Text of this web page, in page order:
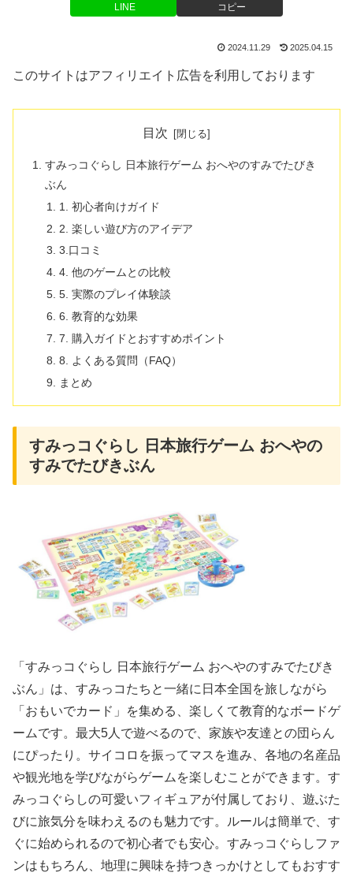
LINE コピー
2024.11.29 2025.04.15
このサイトはアフィリエイト広告を利用しております
目次
すみっコぐらし 日本旅行ゲーム おへやのすみでたびき
ぶん
1. 初心者向けガイド
2. 楽しい遊び方のアイデア
3.口コミ
4. 他のゲームとの比較
5. 実際のプレイ体験談
6. 教育的な効果
7. 購入ガイドとおすすめポイント
8. よくある質問（FAQ）
まとめ
すみっコぐらし 日本旅行ゲーム おへやの
すみでたびきぶん
「すみっコぐらし 日本旅行ゲーム おへやのすみでたびき
ぶん」は、すみっコたちと一緒に日本全国を旅しながら
「おもいでカード」を集める、楽しくて教育的なボードゲ
ームです。最大5人で遊べるので、家族や友達との団らん
にぴったり。サイコロを振ってマスを進み、各地の名産品
や観光地を学びながらゲームを楽しむことができます。す
みっコぐらしの可愛いフィギュアが付属しており、遊ぶた
びに旅気分を味わえるのも魅力です。ルールは簡単で、す
ぐに始められるので初心者でも安心。すみっコぐらしファ
ンはもちろん、地理に興味を持つきっかけとしてもおすす